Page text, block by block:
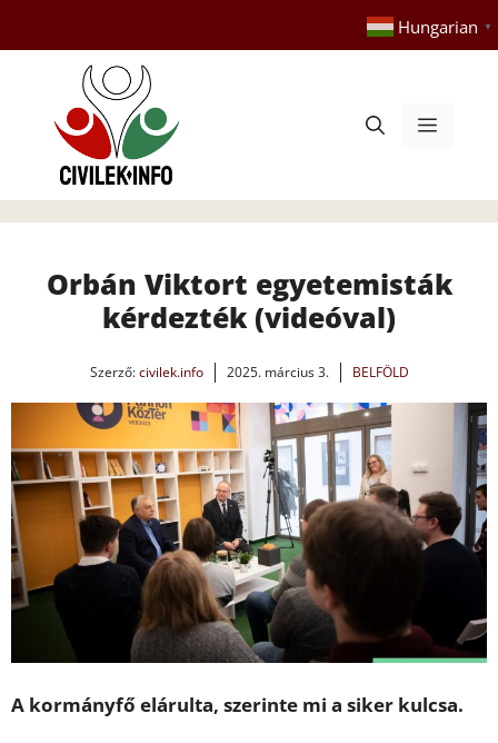
tartalomba
Hungarian ▼
Menü
Orbán Viktort egyetemisták
kérdezték (videóval)
Szerző:civilek.info 2025. március 3. BELFÖLD
A kormányfő elárulta, szerinte mi a siker kulcsa.